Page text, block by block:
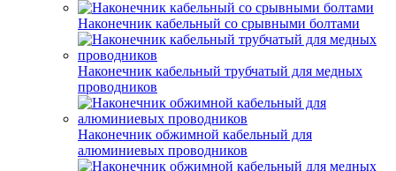
Наконечник кабельный со срывными болтами
Наконечник кабельный трубчатый для медных
проводников
Наконечник обжимной кабельный для
алюминиевых проводников